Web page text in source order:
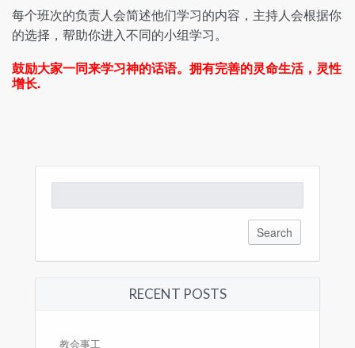
每个班次的负责人会简述他们学习的内容， 主持人会根据你
的选择，帮助你进入不同的小组学习。
鼓励大家一同来学习神的话语。拥有完善的灵命生活，灵性
增长.
for:
RECENT POSTS
教会事工